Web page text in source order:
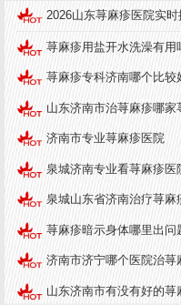
在山东地区，济南中
疗团队和先进的治疗
之一。医院专注于皮
麻疹领域积累了丰富
医院特色：
1. 专业团队：医院拥
疗团队，能够为患者
2. 先进技术：医院引
中西医治疗特色，提高
3. 贴心服务：从诊断
2026山东荨麻疹医院实
荨麻疹用盐开水洗澡有用
荨麻疹专科济南哪个比较
山东济南市治荨麻疹哪家
济南市专业荨麻疹医院
泉城济南专业看荨麻疹医
泉城山东省济南治疗荨麻
荨麻疹暗示身体哪里出问
济南市济宁哪个医院治荨
山东济南市有没有好的荨